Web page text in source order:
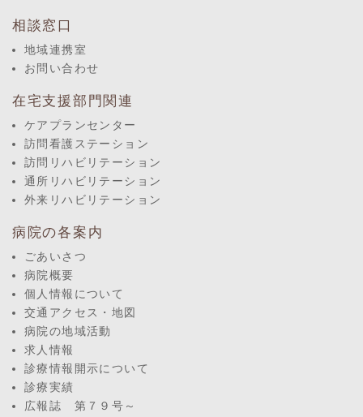
相談窓口
地域連携室
お問い合わせ
在宅支援部門関連
ケアプランセンター
訪問看護ステーション
訪問リハビリテーション
通所リハビリテーション
外来リハビリテーション
病院の各案内
ごあいさつ
病院概要
個人情報について
交通アクセス・地図
病院の地域活動
求人情報
診療情報開示について
診療実績
広報誌 第７９号～